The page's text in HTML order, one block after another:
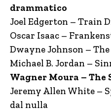
drammatico
Joel Edgerton – Train
Oscar Isaac –
Dwayne Johnson –
Michael B. Jordan –
Wagner Moura – The
Jeremy Allen White –
dal nulla